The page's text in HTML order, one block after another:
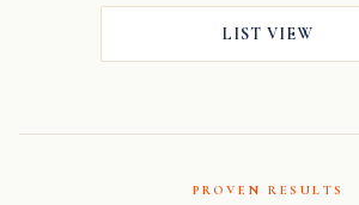
LIST VIEW
PROVEN RESULTS